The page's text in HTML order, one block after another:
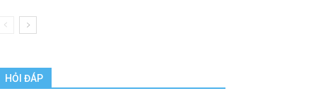
HỎI ĐÁP